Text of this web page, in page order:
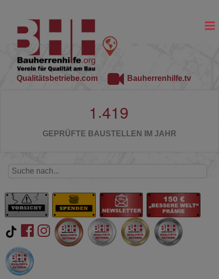
Qualitätsbetriebe.com Bauherrenhilfe.tv
1 .419
GEPRÜFTE BAUSTELLEN IM JAHR